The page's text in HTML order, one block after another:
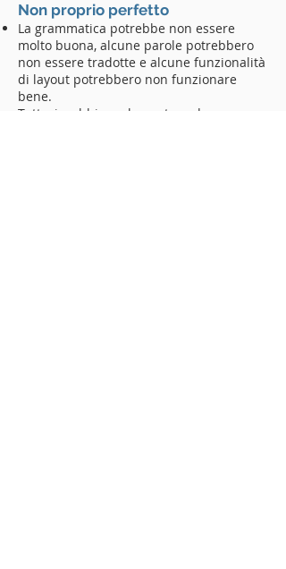
Non proprio perfetto
La grammatica potrebbe non essere
molto buona, alcune parole potrebbero
non essere tradotte e alcune funzionalità
di layout potrebbero non funzionare
bene.
Tuttavia, abbiamo lavorato sodo per